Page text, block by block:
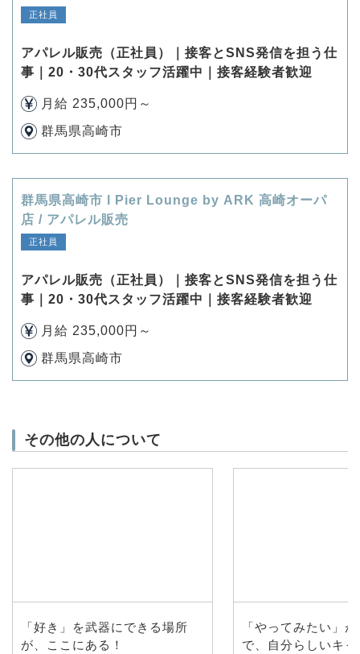
正社員
アパレル販売（正社員）｜接客とSNS発信を担う仕
事｜20・30代スタッフ活躍中｜接客経験者歓迎
月給 235,000円～
群馬県高崎市
群馬県高崎市 l Pier Lounge by ARK 高崎オーパ
店 / アパレル販売
正社員
アパレル販売（正社員）｜接客とSNS発信を担う仕
事｜20・30代スタッフ活躍中｜接客経験者歓迎
月給 235,000円～
群馬県高崎市
その他の人について
「好き」を武器にできる場所
が、ここにある！
「やってみたい」
で、自分らしいキ